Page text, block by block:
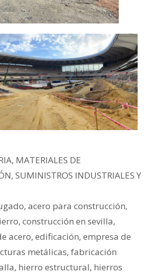
MATERIALES DE
SUMINISTROS INDUSTRIALES Y
,acero para construcción,
, construcción en sevilla,
acero, edificación, empresa de
metálicas, fabricación
, hierro estructural, hierros